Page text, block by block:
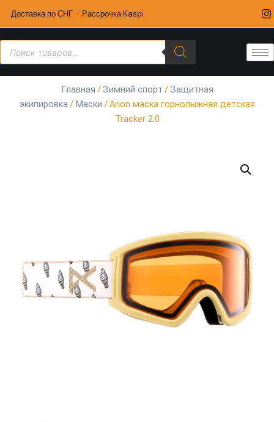
Доставка по СНГ · Рассрочка Kaspi
Главная /Зимний спорт /Защитная
экипировка/ Маски / Anon маска горнолыжная детская
Tracker 2.0